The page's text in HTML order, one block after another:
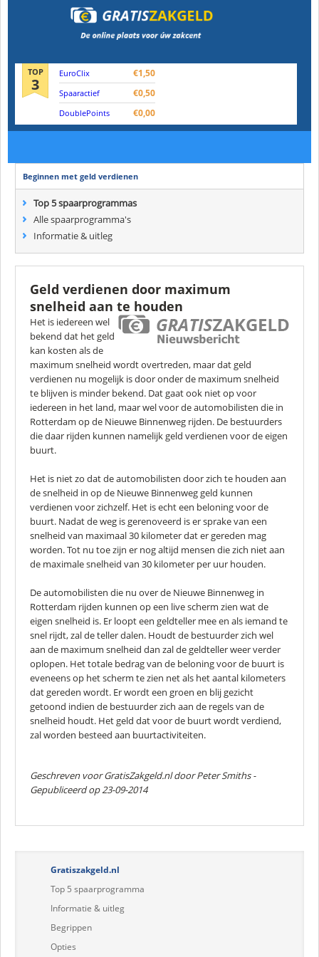
TOP
3
EuroClix €1,50
Spaaractief €0,50
DoublePoints €0,00
Beginnen met geld verdienen
Top 5 spaarprogrammas
Alle spaarprogramma's
Informatie & uitleg
Geld verdienen door maximum
snelheid aan te houden
Het is iedereen wel
bekend dat het geld
kan kosten als de
maximum snelheid wordt overtreden, maar dat geld
verdienen nu mogelijk is door onder de maximum snelheid
te blijven is minder bekend. Dat gaat ook niet op voor
iedereen in het land, maar wel voor de automobilisten die in
Rotterdam op de Nieuwe Binnenweg rijden. De bestuurders
die daar rijden kunnen namelijk geld verdienen voor de eigen
buurt.
Het is niet zo dat de automobilisten door zich te houden aan
de snelheid in op de Nieuwe Binnenweg geld kunnen
verdienen voor zichzelf. Het is echt een beloning voor de
buurt. Nadat de weg is gerenoveerd is er sprake van een
snelheid van maximaal 30 kilometer dat er gereden mag
worden. Tot nu toe zijn er nog altijd mensen die zich niet aan
de maximale snelheid van 30 kilometer per uur houden.
De automobilisten die nu over de Nieuwe Binnenweg in
Rotterdam rijden kunnen op een live scherm zien wat de
eigen snelheid is. Er loopt een geldteller mee en als iemand te
snel rijdt, zal de teller dalen. Houdt de bestuurder zich wel
aan de maximum snelheid dan zal de geldteller weer verder
oplopen. Het totale bedrag van de beloning voor de buurt is
eveneens op het scherm te zien net als het aantal kilometers
dat gereden wordt. Er wordt een groen en blij gezicht
getoond indien de bestuurder zich aan de regels van de
snelheid houdt. Het geld dat voor de buurt wordt verdiend,
zal worden besteed aan buurtactiviteiten.
Geschreven voor GratisZakgeld.nl doorPeter Smiths-
Gepubliceerd op 23-09-2014
Gratiszakgeld.nl
Top 5 spaarprogramma
Informatie & uitleg
Begrippen
Opties